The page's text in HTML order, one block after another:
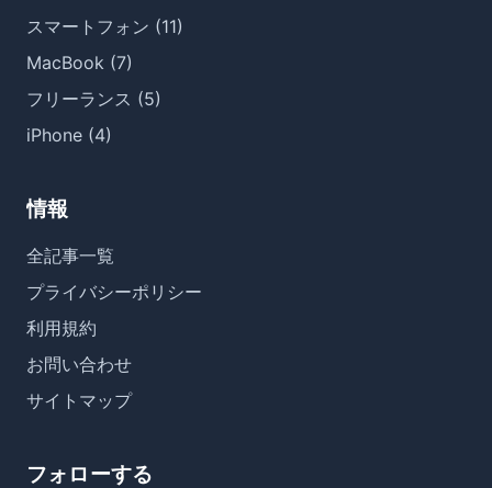
スマートフォン (11)
MacBook (7)
フリーランス (5)
iPhone (4)
情報
全記事一覧
プライバシーポリシー
利用規約
お問い合わせ
サイトマップ
フォローする